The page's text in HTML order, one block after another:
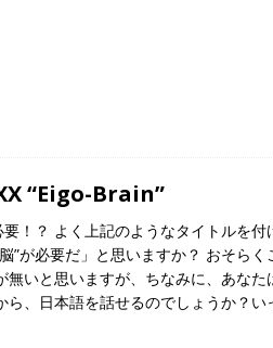
“Eigo-Brain”
！？ よく上記のようなタイトルを
”が必要だ」と思いますか？ おそら
いと思いますが、ちなみに、あな
ら、日本語を話せるのでしょうか？